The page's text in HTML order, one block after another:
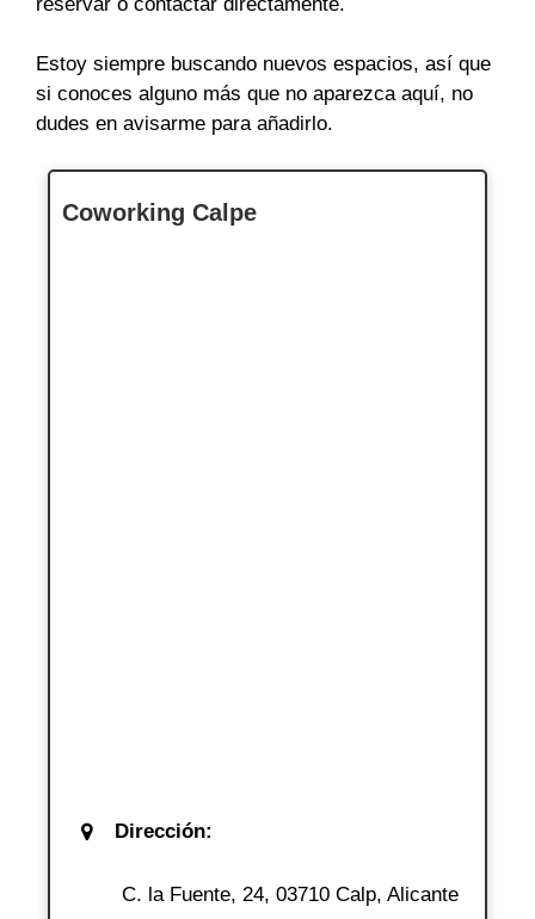
Estoy siempre buscando nuevos espacios, así que
si conoces alguno más que no aparezca aquí, no
dudes en avisarme para añadirlo.
Coworking Calpe
Dirección:
C. la Fuente, 24, 03710 Calp, Alicante